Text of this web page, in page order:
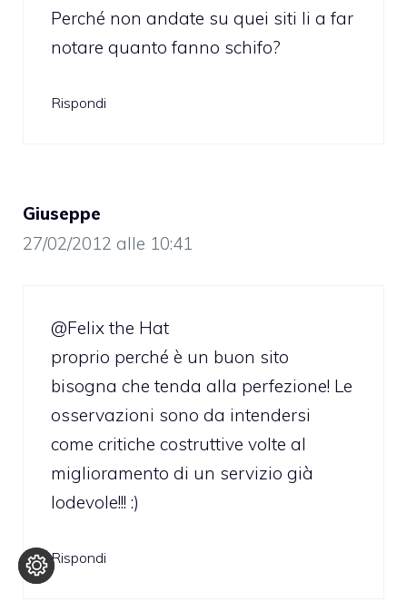
Perché non andate su quei siti li a far
notare quanto fanno schifo?
Rispondi
Giuseppe
27/02/2012 alle 10:41
@Felix the Hat
proprio perché è un buon sito
bisogna che tenda alla perfezione! Le
osservazioni sono da intendersi
come critiche costruttive volte al
miglioramento di un servizio già
lodevole!!! :)
Rispondi